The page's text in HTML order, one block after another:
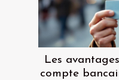
Les
compte